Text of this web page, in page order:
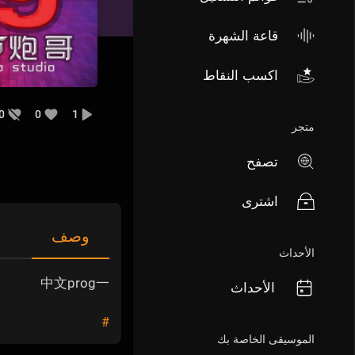
قاعة الشهرة
اكسب النقاط
متجر
تصفح
اشترى
الأحداث
الأحداث
الموسيقى الخاصة بك
1
0
وصف
中文prog一
#